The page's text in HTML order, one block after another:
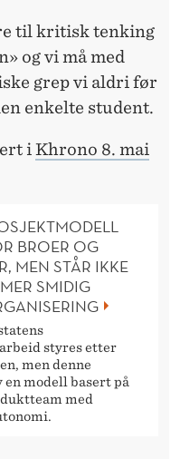
til kritisk tenking
og vi må med
grep vi aldri før
enkelte student.
i Khrono 8. mai
BROER OG
MEN STÅR IKKE
SMIDIG
styres etter
men denne
en modell basert på
med